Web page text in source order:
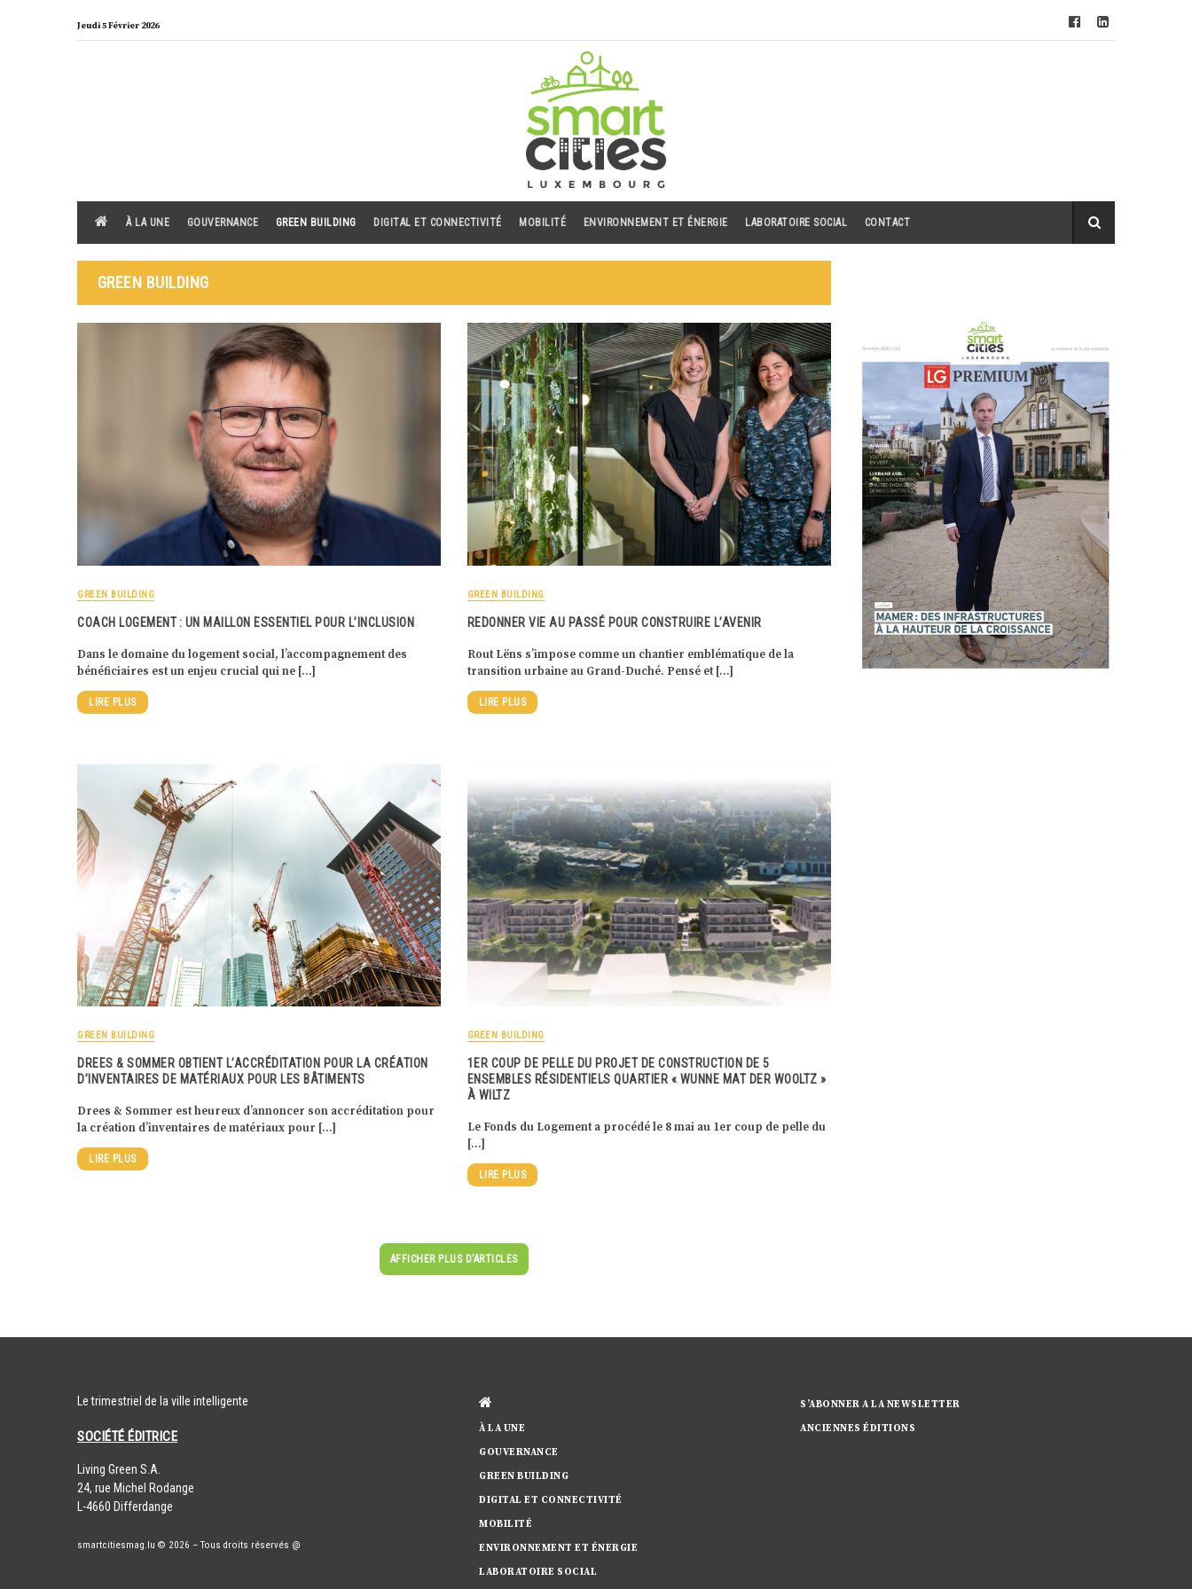
Jeudi 5 Février 2026
À LA UNE GOUVERNANCE GREEN BUILDING DIGITAL ET CONNECTIVITÉ MOBILITÉ ENVIRONNEMENT ET ÉNERGIE LABORATOIRE SOCIAL CONTACT
GREEN BUILDING
GREEN BUILDING
COACH LOGEMENT : UN MAILLON ESSENTIEL POUR L’INCLUSION
Dans le domaine du logement social, l’accompagnement des
bénéficiaires est un enjeu crucial qui ne […]
LIRE PLUS
GREEN BUILDING
REDONNER VIE AU PASSÉ POUR CONSTRUIRE L’AVENIR
Rout Lëns s’impose comme un chantier emblématique de la
transition urbaine au Grand-Duché. Pensé et […]
LIRE PLUS
GREEN BUILDING
DREES & SOMMER OBTIENT L’ACCRÉDITATION POUR LA CRÉATION
D’INVENTAIRES DE MATÉRIAUX POUR LES BÂTIMENTS
Drees & Sommer est heureux d’annoncer son accréditation pour
la création d’inventaires de matériaux pour […]
LIRE PLUS
GREEN BUILDING
1ER COUP DE PELLE DU PROJET DE CONSTRUCTION DE 5
ENSEMBLES RÉSIDENTIELS QUARTIER « WUNNE MAT DER WOOLTZ »
À WILTZ
Le Fonds du Logement a procédé le 8 mai au 1er coup de pelle du
[…]
LIRE PLUS
AFFICHER PLUS D’ARTICLES
Le trimestriel de la ville intelligente
SOCIÉTÉ ÉDITRICE
​Living Green S.A.
24, rue Michel Rodange
L-4660 Differdange
smartcitiesmag.lu © 2026 – Tous droits réservés @
À LA UNE
GOUVERNANCE
GREEN BUILDING
DIGITAL ET CONNECTIVITÉ
MOBILITÉ
ENVIRONNEMENT ET ÉNERGIE
LABORATOIRE SOCIAL
S’ABONNER A LA NEWSLETTER
ANCIENNES ÉDITIONS